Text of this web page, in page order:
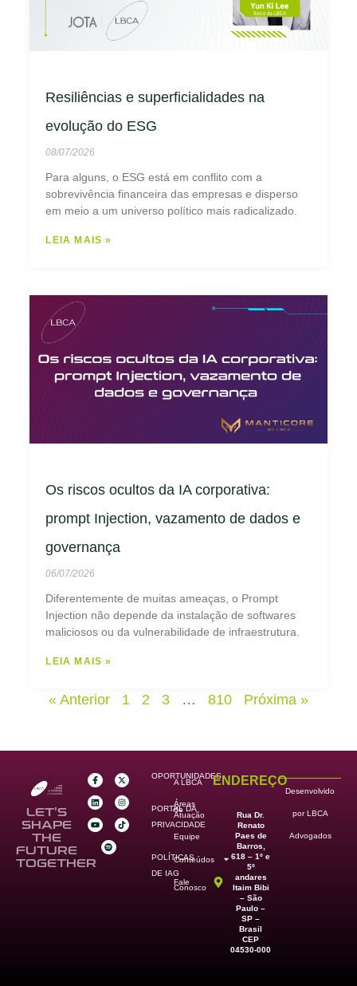
Resiliências e superficialidades na
evolução do ESG
08/07/2026
Para alguns, o ESG está em conflito com a
sobrevivência financeira das empresas e disperso
em meio a um universo político mais radicalizado.
LEIA MAIS »
Os riscos ocultos da IA corporativa:
prompt Injection, vazamento de dados e
governança
06/07/2026
Diferentemente de muitas ameaças, o Prompt
Injection não depende da instalação de softwares
maliciosos ou da vulnerabilidade de infraestrutura.
LEIA MAIS »
« Anterior 1 2 3 … 810 Próxima »
LET’S
SHAPE
THE
FUTURE
TOGETHER
OPORTUNIDADES
PORTAL DA
PRIVACIDADE
POLÍTICAS
DE IAG
A LBCA
Áreas
de
Atuação
Equipe
Conteúdos
Fale
Conosco
ENDEREÇO
Rua Dr.
Renato
Paes de
Barros,
618 – 1º e
5º
andares
Itaim Bibi
– São
Paulo –
SP –
Brasil
CEP
04530-000
Desenvolvido
por LBCA
Advogados